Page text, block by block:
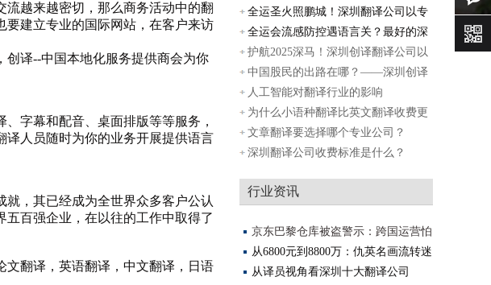
越来越密切，那么商务活动中的翻
要建立专业的国际网站，在客户来访
译--中国本地化服务提供商会为你
字幕和配音、桌面排版等等服务，
译人员随时为你的业务开展提供语言
，其已经成为全世界众多客户公认
百强企业，在以往的工作中取得了
文翻译 ，英语翻译，中文翻译，日语
公司创
全运圣火照鹏城！深圳翻译公司以专
业译介
全运会流感防控遇语言关？最好的深
圳翻译
护航2025深马！深圳创译翻译公司以
多语种服
中国股民的出路在哪？——深圳创译
翻译公
人工智能对翻译行业的影响
为什么小语种翻译比英文翻译收费更
贵？
文章翻译要选择哪个专业公司？
深圳翻译公司收费标准是什么？
行业资讯
京东巴黎仓库被盗警示：跨国运营怕
踩坑？
从6800元到8800万：仇英名画流转迷
局背后，南
从译员视角看深圳十大翻译公司
在线咨